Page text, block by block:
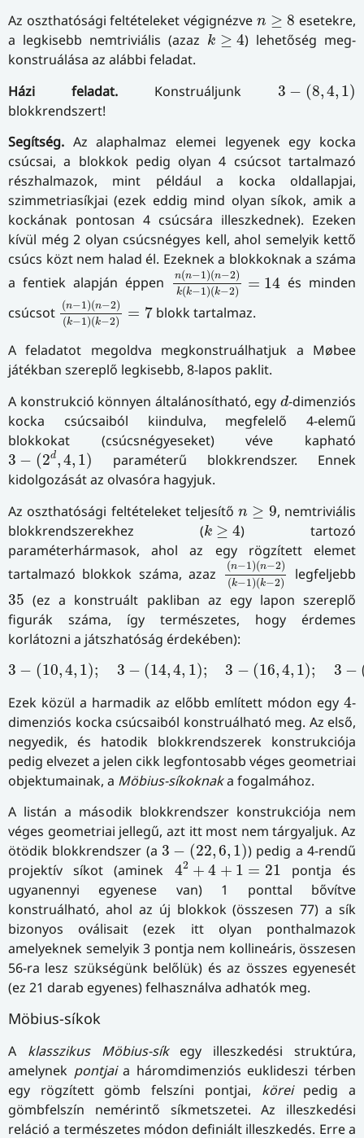
Az oszthatósági feltételeket végignézve n ≥ 8
n ≥8
esetekre,
a legkisebb nemtriviális (azaz
k ≥ 4
k≥4
) lehetőség meg­
konst­ruá­lá­sa az alábbi feladat.
Házi feladat. Konstruáljunk 3 − (8,4, 1)
3 8,4 1
blokkrendszert!
Segítség. Az alaphalmaz elemei legyenek egy kocka
csúcsai, a blokkok pedig olyan 4 csúcsot tartalmazó
részhalmazok, mint például a kocka oldallapjai,
szimmetriasíkjai (ezek eddig mind olyan síkok, amik a
kockának pontosan 4 csúcsára illeszkednek). Ezeken
kívül még 2 olyan csúcsnégyes kell, ahol semelyik kettő
csúcs közt nem halad él. Ezeknek a blokkoknak a száma
a fentiek alapján éppen
n(n−1)(n−2)
k(k−1)(k−2) = 14
n(n−1)(n−2)k(k−1)(k −2)=14
és minden
csúcsot (n−1)(n−2)
(k−1)(k−2) = 7
(n 1)( − k−2)=7
blokk tartalmaz.
A feladatot megoldva megkonstruálhatjuk a Møbee
játékban szereplő legkisebb, 8-lapos paklit.
A konstrukció könnyen általánosítható, egy d
d-dimenziós
kocka csúcsaiból kiindulva, megfelelő 4-elemű
blokkokat (csúcsnégyeseket) véve kapható
3 − (2d,4, 1)
3−(2d,4,1 )
paraméterű blokkrendszer. Ennek
kidolgozását az olvasóra hagyjuk.
Az oszthatósági feltételeket teljesítő n ≥ 9
n ≥9
, nemtriviális
blokkrendszerekhez (k ≥ 4
k≥4
) tartozó
paraméterhármasok, ahol az egy rögzített elemet
tartalmazó blokkok száma, azaz
(n−1)(n−2)
(k−1)(k−2)
(n−1)(n−2)( −1)(k−2
legfeljebb
35
35 (ez a konstruált pakliban az egy lapon szereplő
figurák száma, így természetes, hogy érdemes
korlátozni a játszhatóság érdekében):
3 − (10,4, 1); 3 − (14, 4, 1); 3 − (16,4, 1); 3 −
(10 4, 1) 3 −(14 4,1 3−(16 4,1 −
Ezek közül a harmadik az előbb említett módon egy 4
4-
dimenziós kocka csúcsaiból konstruálható meg. Az első,
negyedik, és hatodik blokkrendszerek konstrukciója
pedig elvezet a jelen cikk legfontosabb véges geometriai
objektumainak, a Möbius-síkoknaka fogalmához.
A listán a második blokkrendszer konstrukciója nem
véges geometriai jellegű, azt itt most nem tárgyaljuk. Az
ötödik blokkrendszer (a 3 − (22,6, 1)
3−(22,6,1)
) pedig a 4-rendű
projektív síkot (aminek 42 + 4 + 1 = 21
42+4+1=21
pontja és
ugyanennyi egyenese van) 1 ponttal bővítve
konstruálható, ahol az új blokkok (összesen 77) a sík
bizonyos oválisait (ezek itt olyan ponthalmazok
amelyeknek semelyik 3 pontja nem kollineáris, összesen
56-ra lesz szükségünk belőlük) és az összes egyenesét
(ez 21 darab egyenes) felhasználva adhatók meg.
Möbius-síkok
A klasszikus Möbius-síkegy illeszkedési struktúra,
amelynek pontjaia háromdimenziós euklideszi térben
egy rögzített gömb felszíni pontjai, köreipedig a
gömbfelszín nemérintő síkmetszetei. Az illeszkedési
reláció a természetes módon definiált illeszkedés. Erre a